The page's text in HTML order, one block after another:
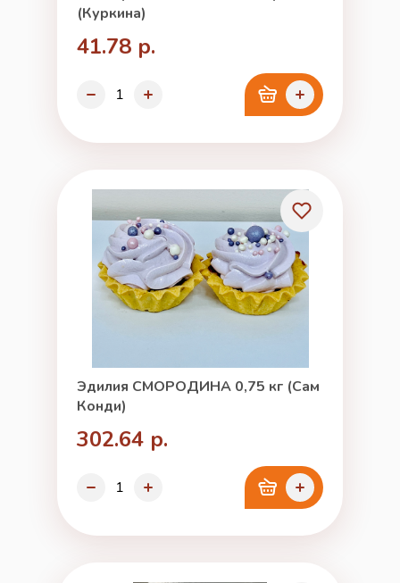
(Куркина)
41.78 р.
Эдилия СМОРОДИНА 0,75 кг (Сам
Конди)
302.64 р.